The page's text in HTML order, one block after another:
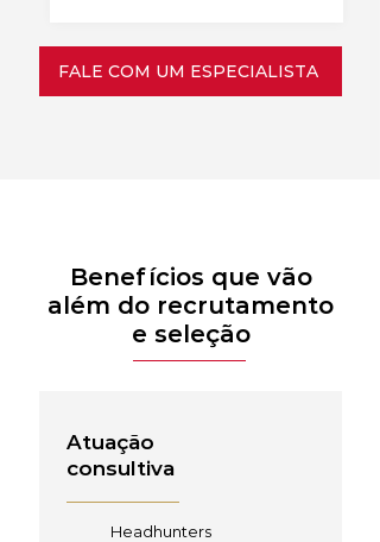
FALE COM UM ESPECIALISTA
Benefícios que vão
além do recrutamento
e seleção
Atuação
consultiva
Headhunters